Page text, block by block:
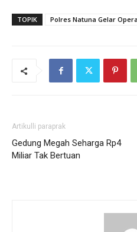
TOPIK Polres Natuna Gelar
Artikulli paraprak
Gedung Megah Seharga Rp4
Miliar Tak Bertuan